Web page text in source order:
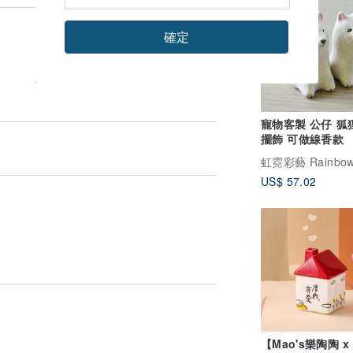
寵物客製 公仔 狐
擺飾 可做線香款
虹霓彩藝
US$ 57.02
【Mao's樂陶陶
確定